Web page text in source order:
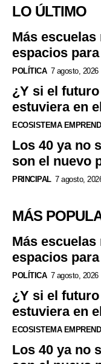
LO ÚLTIMO
Más
espacios
POLÍTICA 7 agosto, 2026
¿Y si el
estuviera en
ECOSISTEMA
Los 40 ya no
son el nuevo
PRINCIPAL 7 agosto,
MÁS
Más
espacios
POLÍTICA 7 agosto, 2026
¿Y si el
estuviera en
ECOSISTEMA
Los 40 ya no